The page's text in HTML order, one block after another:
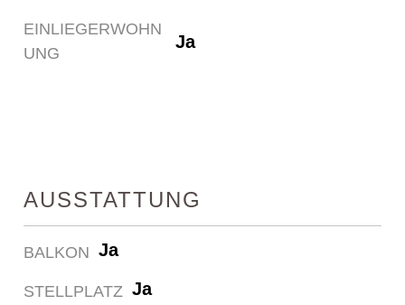
EINLIEGERWOHN
UNG
Ja
AUSSTATTUNG
BALKON Ja
STELLPLATZ Ja